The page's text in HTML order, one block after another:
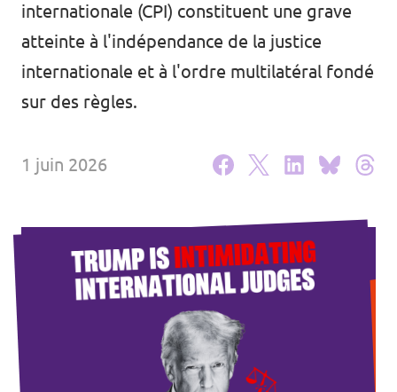
Volt Strasbourg
Actualités
Agenda
Volt FALC
Participer
internationale (CPI) constituent une grave
atteinte à l'indépendance de la justice
internationale et à l'ordre multilatéral fondé
sur des règles.
1 juin 2026